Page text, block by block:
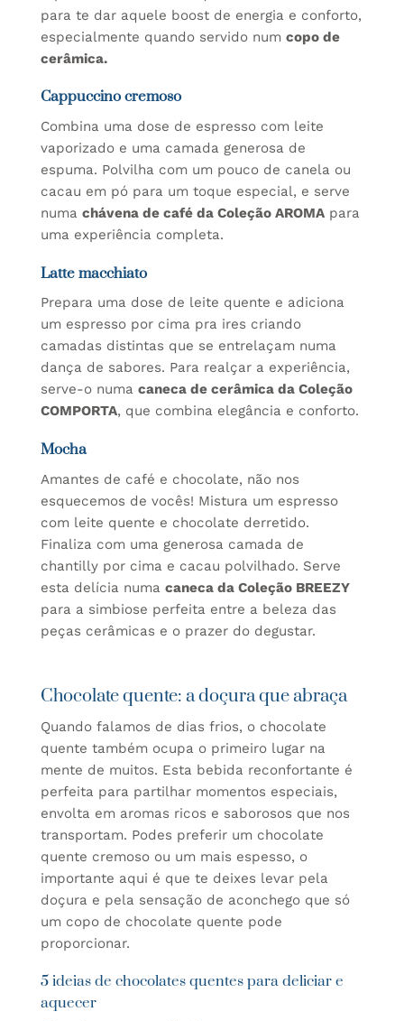
para te dar aquele boost de energia e conforto,
especialmente quando servido num copo de
cerâmica.
Cappuccino cremoso
Combina uma dose de espresso com leite
vaporizado e uma camada generosa de
espuma. Polvilha com um pouco de canela ou
cacau em pó para um toque especial, e serve
numa chávena de café da Coleção AROMA para
uma experiência completa.
Latte macchiato
Prepara uma dose de leite quente e adiciona
um espresso por cima pra ires criando
camadas distintas que se entrelaçam numa
dança de sabores. Para realçar a experiência,
serve-o numa caneca de cerâmica da Coleção
COMPORTA, que combina elegância e conforto.
Mocha
Amantes de café e chocolate, não nos
esquecemos de vocês! Mistura um espresso
com leite quente e chocolate derretido.
Finaliza com uma generosa camada de
chantilly por cima e cacau polvilhado. Serve
esta delícia numa caneca da Coleção BREEZY
para a simbiose perfeita entre a beleza das
peças cerâmicas e o prazer do degustar.
Chocolate quente: a doçura que abraça
Quando falamos de dias frios, o chocolate
quente também ocupa o primeiro lugar na
mente de muitos. Esta bebida reconfortante é
perfeita para partilhar momentos especiais,
envolta em aromas ricos e saborosos que nos
transportam. Podes preferir um chocolate
quente cremoso ou um mais espesso, o
importante aqui é que te deixes levar pela
doçura e pela sensação de aconchego que só
um copo de chocolate quente pode
proporcionar.
5 ideias de chocolates quentes para deliciar e
aquecer